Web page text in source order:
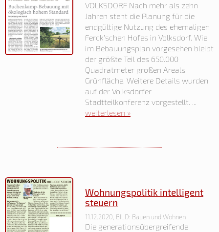
VOLKSDORF Nach mehr als zehn
Jahren steht die Planung für die
endgültige Nutzung des ehemaligen
Ferck’schen Hofes in Volksdorf. Wie
im Bebauungsplan vorgesehen bleibt
der größte Teil des 650.000
Quadratmeter großen Areals
Grünfläche. Weitere Details wurden
auf der Volksdorfer
Stadtteilkonferenz vorgestellt. ...
weiterlesen »
Wohnungspolitik intelligent
steuern
11.12.2020, BILD: Bauen und Wohnen
Die generationsübergreifende